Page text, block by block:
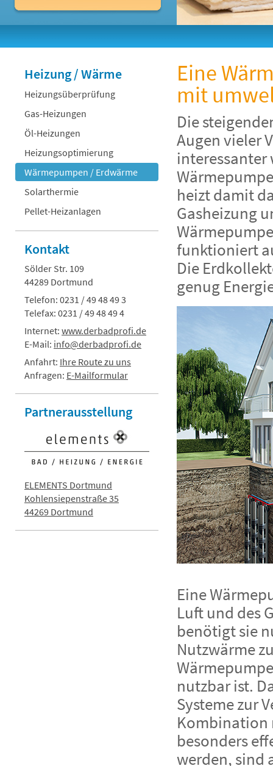
Heizung / Wärme
Heizungsüberprüfung
Gas-Heizungen
Öl-Heizungen
Heizungsoptimierung
Wärmepumpen / Erdwärme
Solarthermie
Pellet-Heizanlagen
Kontakt
Sölder Str. 109
44289 Dortmund
Telefon: 0231 / 49 48 49 3
Telefax: 0231 / 49 48 49 4
Internet: www.derbadprofi.de
E-Mail: info@derbadprofi.de
Anfahrt: Ihre Route zu uns
Anfragen: E-Mailformular
Partnerausstellung
ELEMENTS Dortmund
Kohlensiepenstraße 35
44269 Dortmund
Eine
mit
Die
Augen vieler
interessanter
heizt damit
Gasheizung
funktioniert
Die
genug
Eine
Luft und des
benötigt sie
Nutzwärme
nutzbar ist.
Systeme zur
Kombination
besonders
werden, sind